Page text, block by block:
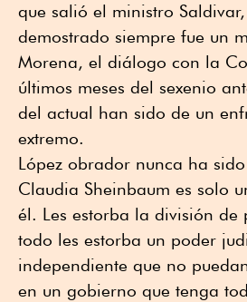
que salió el ministro
demostrado siempre fue un
Morena, el diálogo con la
últimos meses del sexenio
del actual han sido de un
extremo.
López obrador nunca ha
Claudia Sheinbaum es solo
él. Les estorba la división de
todo les estorba un poder
independiente que no
en un gobierno que tenga